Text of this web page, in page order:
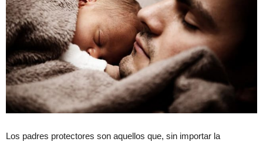
Los padres protectores son aquellos que, sin importar la